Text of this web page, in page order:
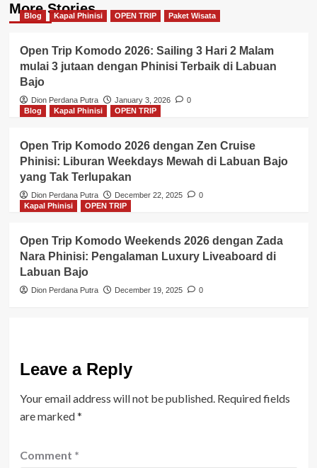
More Stories
Blog Kapal Phinisi OPEN TRIP Paket Wisata
Open Trip Komodo 2026: Sailing 3 Hari 2 Malam
mulai 3 jutaan dengan Phinisi Terbaik di Labuan
Bajo
Dion Perdana Putra January 3, 2026
0
Blog
Kapal Phinisi OPEN TRIP
Open Trip Komodo 2026 dengan Zen Cruise
Phinisi: Liburan Weekdays Mewah di Labuan Bajo
yang Tak Terlupakan
Dion Perdana Putra December 22, 2025
0
Kapal Phinisi
OPEN TRIP
Open Trip Komodo Weekends 2026 dengan Zada
Nara Phinisi: Pengalaman Luxury Liveaboard di
Labuan Bajo
Dion Perdana Putra December 19, 2025 0
Leave a Reply
Your email address will not be published. Required fields
are marked*
Comment *